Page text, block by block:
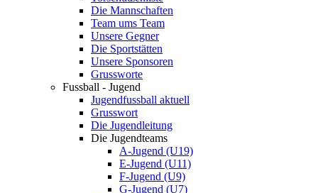
Die Mannschaften
Team ums Team
Unsere Gegner
Die Sportstätten
Unsere Sponsoren
Grussworte
Fussball - Jugend
Jugendfussball aktuell
Grusswort
Die Jugendleitung
Die Jugendteams
A-Jugend (U19)
E-Jugend (U11)
F-Jugend (U9)
G-Jugend (U7)